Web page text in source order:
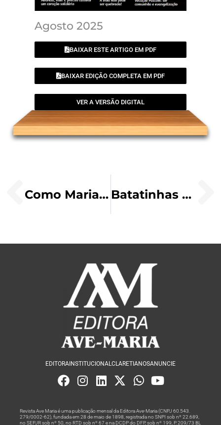
Agosto 2025
BAIXAR ESTE ARTIGO EM PDF
BAIXAR EDIÇÃO COMPLETA EM PDF
VER A VERSÃO DIGITAL
Como Maria ajuda o cristão a se conectar com Deus Batatinhas em conserva fácil e saborosa e Panqueca de Banana Fit
EDITORA INSTITUCIONALCLARETIANOSANUNCIE
Revista Ave Maria é uma publicação mensal da Editora Ave-Maria (CNPJ 60.543.
279/0002-62), fundada em 28 de maio de 1898, registrada no SNPI sob nº 22.689,
no SEPJR sob nº 50, no RTD sob nº 67 e na DCDP do DFP, sob nº 199, P. 209/73 BL